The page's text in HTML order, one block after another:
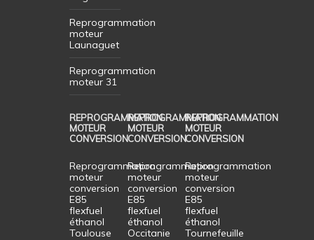
Reprogrammation
moteur
Launaguet
Reprogrammation
moteur 31
REPROGRAMMATION
MOTEUR
CONVERSION
Reprogrammation
moteur
conversion
E85
flexfuel
éthanol
Toulouse
REPROGRAMMATION
MOTEUR
CONVERSION
Reprogrammation
moteur
conversion
E85
flexfuel
éthanol
Occitanie
REPROGRAMMATION
MOTEUR
CONVERSION
Reprogrammation
moteur
conversion
E85
flexfuel
éthanol
Tournefeuille